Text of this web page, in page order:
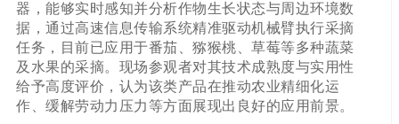
器，能够实时感知并分析作物生长状态与周边环境数
据，通过高速信息传输系统精准驱动机械臂执行采摘
任务，目前已应用于番茄、猕猴桃、草莓等多种蔬菜
及水果的采摘。现场参观者对其技术成熟度与实用性
给予高度评价，认为该类产品在推动农业精细化运
作、缓解劳动力压力等方面展现出良好的应用前景。